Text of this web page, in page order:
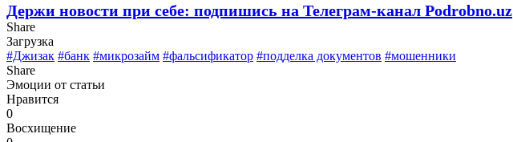
Держи новости при себе: подпишись на Телеграм-канал Podrobno.uz
Share
Загрузка
#Джизак #банк #микрозайм #фальсификатор #подделка документов #мошенники
Share
Эмоции от статьи
Нравится
0
Восхищение